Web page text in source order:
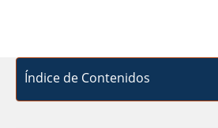
Índice de Contenidos